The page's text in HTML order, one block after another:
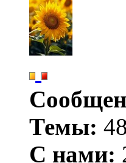
Темы:
С нами: